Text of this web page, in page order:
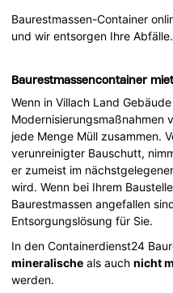
Baurestmassen-Container
und wir entsorgen Ihre Abfälle.
Baurestmassencontainer
Wenn in Villach Land
Modernisierungsmaßnahmen
jede Menge Müll zusammen.
verunreinigter Bauschutt,
er zumeist im
wird. Wenn bei Ihrem
Baurestmassen angefallen
Entsorgungslösung für Sie.
In den Containerdienst24
mineralische als auchnicht
werden.